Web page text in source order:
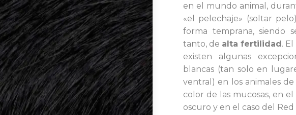
en el mundo animal,
«el pelechaje» (soltar
forma temprana, siendo
tanto, de alta fertilidad.
existen algunas
blancas (tan solo en
ventral) en los animales
color de las mucosas, en
oscuro y en el caso del Red